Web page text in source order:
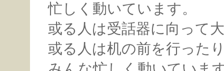
忙しく動いています。
或る人は受話器に向って
或る人は机の前を行った